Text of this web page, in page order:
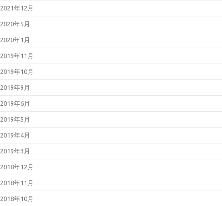
2021年12月
2020年5月
2020年1月
2019年11月
2019年10月
2019年9月
2019年6月
2019年5月
2019年4月
2019年3月
2018年12月
2018年11月
2018年10月